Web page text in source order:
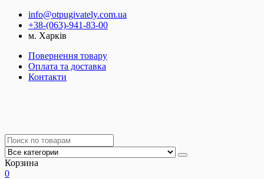
info@otpugivately.com.ua
+38-(063)-941-83-00
м. Харків
Повернення товару
Оплата та доставка
Контакти
Корзина
0